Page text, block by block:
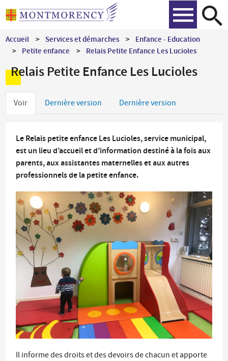
Aller
au
principal
Accueil Services et démarches
Enfance - Education
Petite enfance
Relais Petite Enfance Les Lucioles
Relais Petite Enfance Les Lucioles
Onglets
Voir Dernière version Dernière version
Le Relais petite enfance Les Lucioles, service municipal,
est un lieu d’accueil et d’information destiné à la fois aux
parents, aux assistantes maternelles et aux autres
professionnels de la petite enfance.
Il informe des droits et des devoirs de chacun et apporte